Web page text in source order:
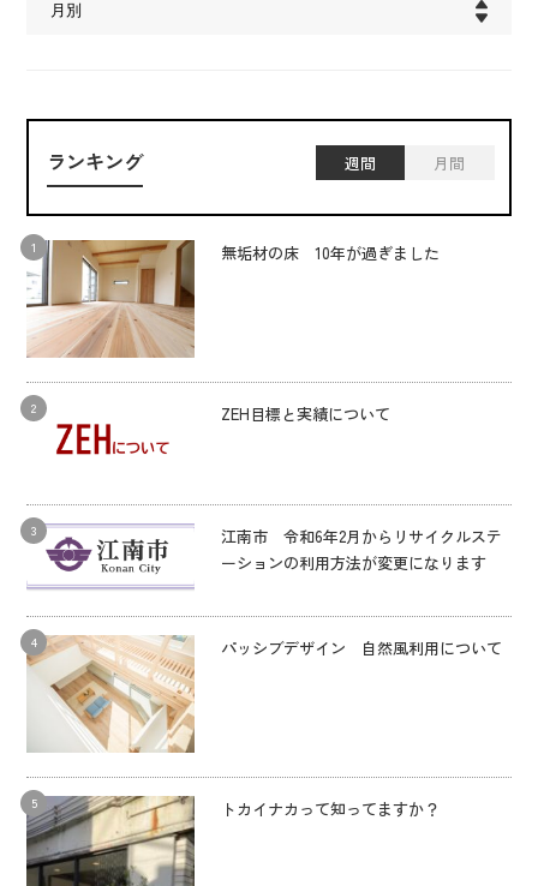
ランキング 週間 月間
無垢材の床 10年が過ぎました
ZEH目標と実績について
江南市 令和6年2月からリサイクルステ
ーションの利用方法が変更になります
パッシブデザイン 自然風利用について
トカイナカって知ってますか？